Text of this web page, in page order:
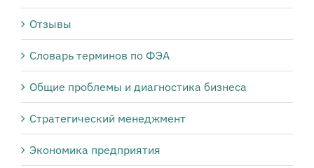
Отзывы
Словарь терминов по ФЭА
Общие проблемы и диагностика бизнеса
Стратегический менеджмент
Экономика предприятия